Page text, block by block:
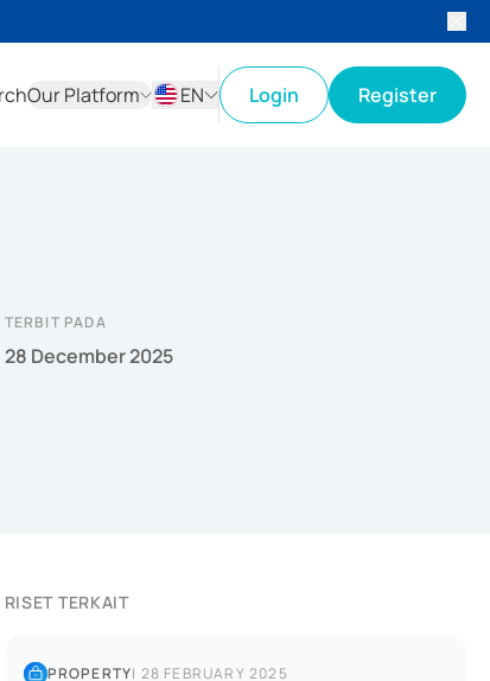
Our Platform
EN
Login Register
TERBIT PADA
28 December 2025
RISET TERKAIT
PROPERTY| 28 FEBRUARY 2025